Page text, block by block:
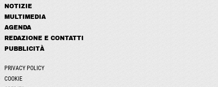
NOTIZIE
MULTIMEDIA
AGENDA
REDAZIONE E CONTATTI
PUBBLICITÀ
PRIVACY POLICY
COOKIE